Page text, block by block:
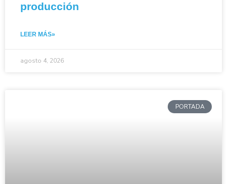
producción
LEER MÁS»
agosto 4, 2026
PORTADA